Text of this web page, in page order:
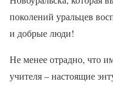
поколений уральцев
и добрые люди!
Не менее отрадно, что
учителя – настоящие